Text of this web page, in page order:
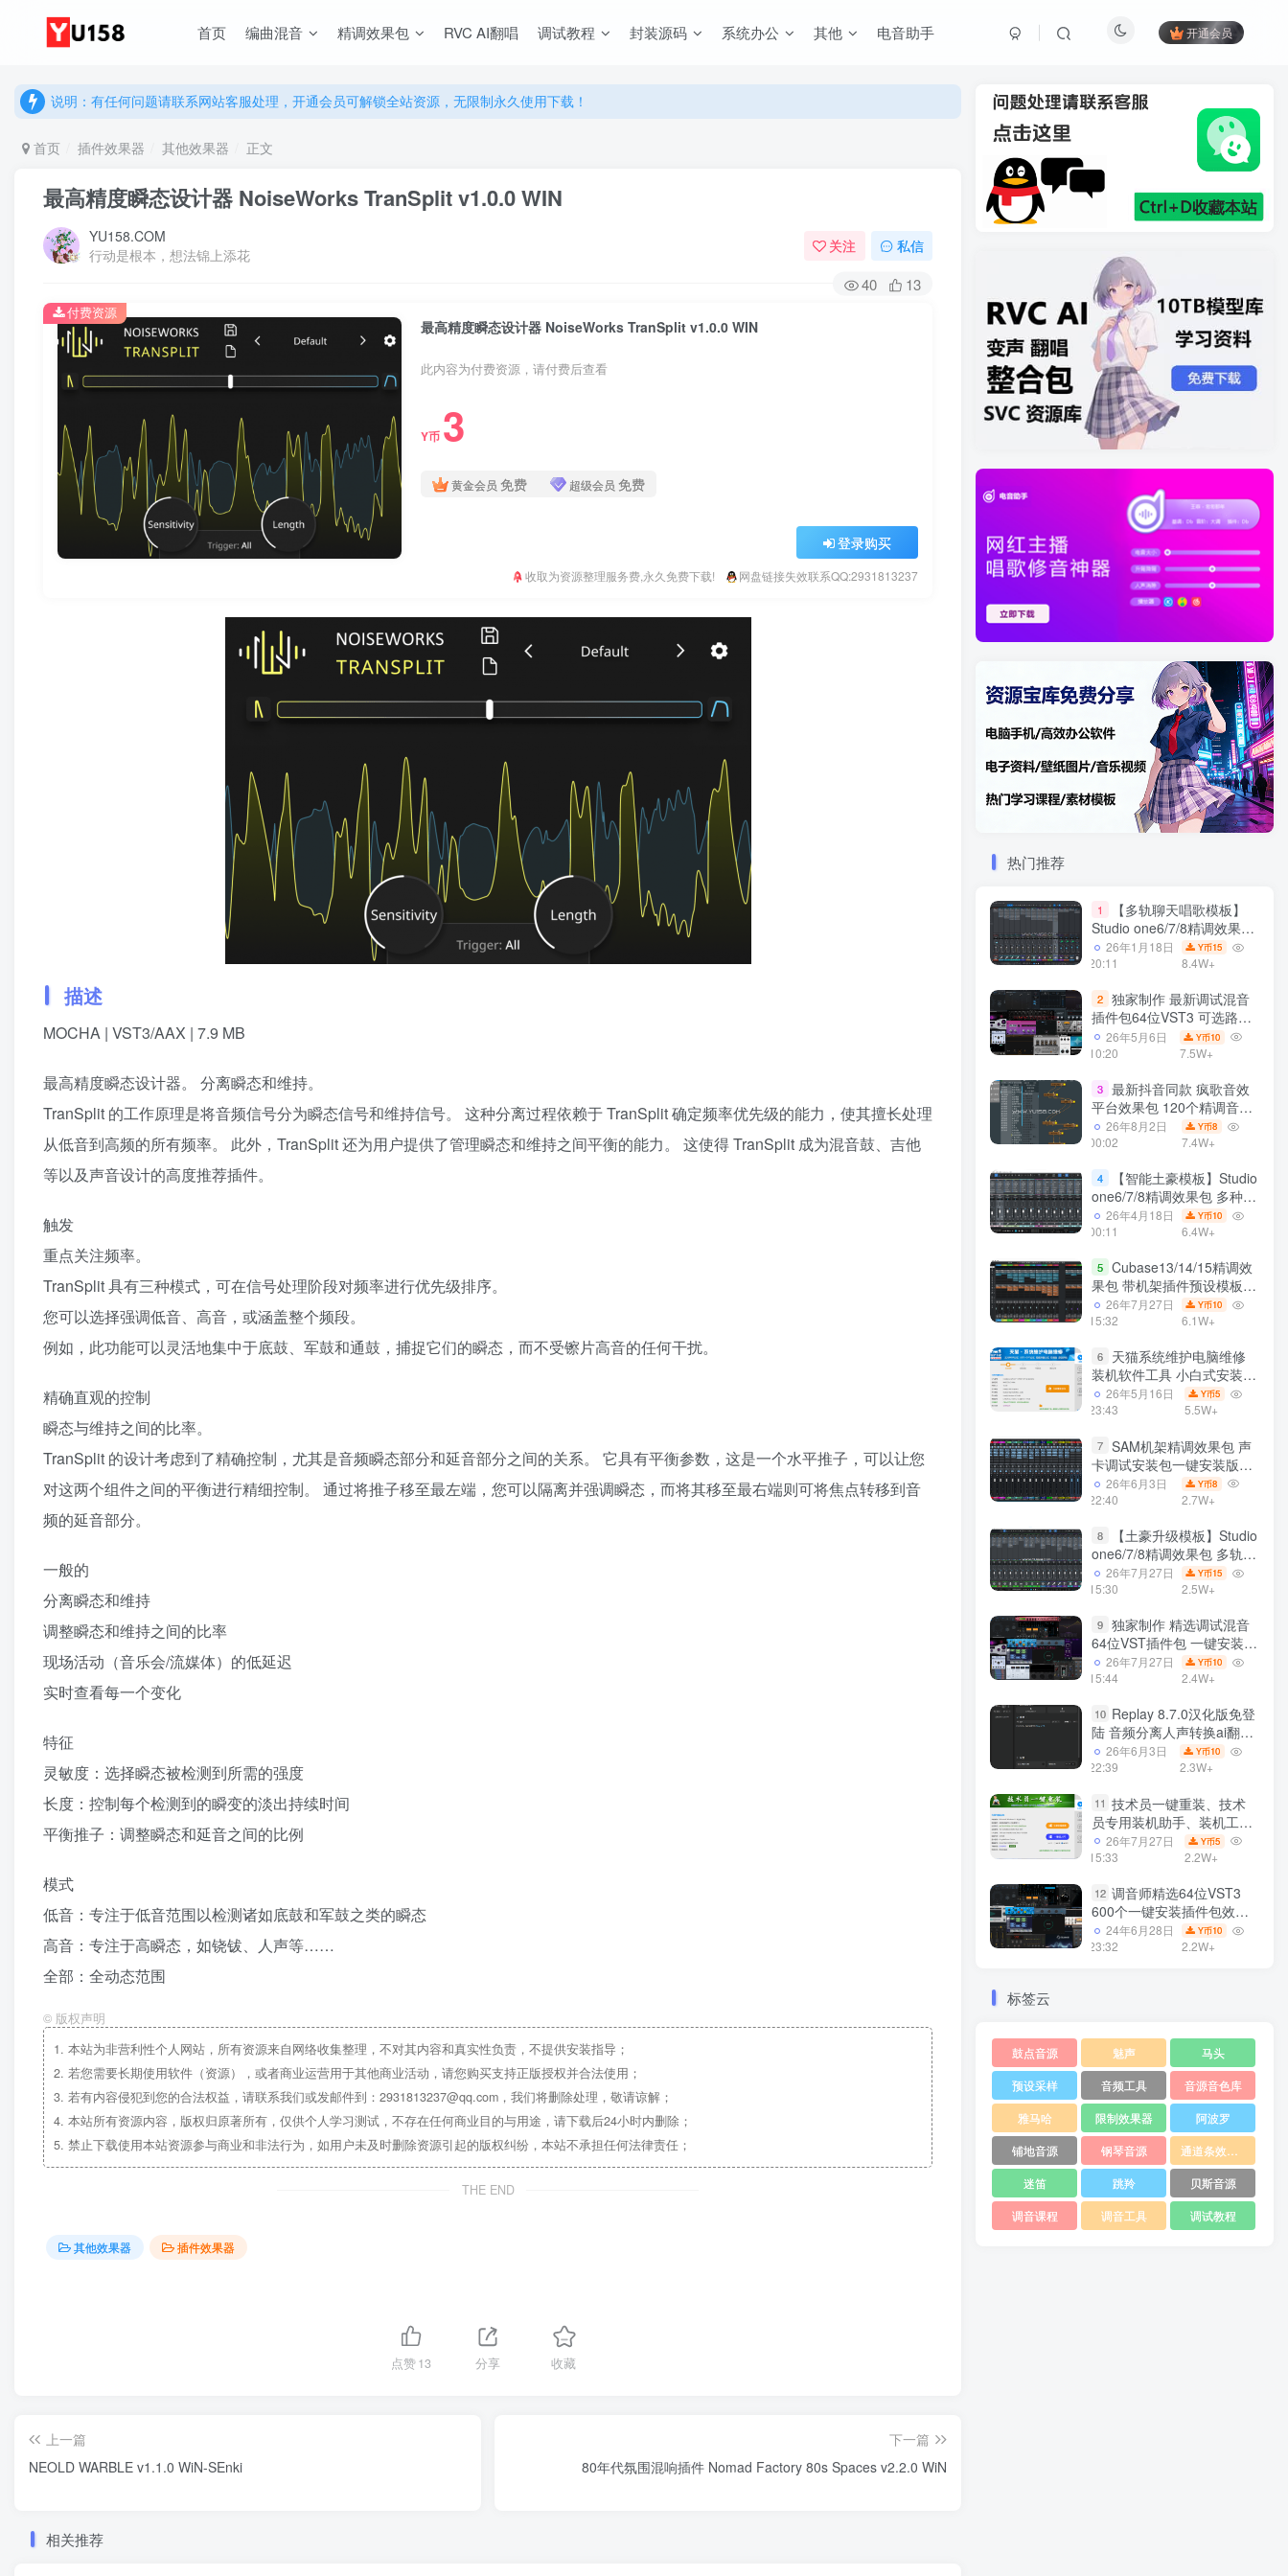
首页 编曲混音 精调效果包 RVC AI翻唱 调试教程 封装源码 系统办公 其他 电音助手 开通会员
说明：有任何问题请联系网站客服处理，开通会员可解锁全站资源，无限制永久使用下载！
说明：有任何问题请联系网站客服处理，开通会员可解锁全站资源，无限制永久使用下载！
首页 插件效果器 其他效果器 正文
最高精度瞬态设计器 NoiseWorks TranSplit v1.0.0 WIN
YU158.COM
行动是根本，想法锦上添花
关注 私信
40 13
最高精度瞬态设计器 NoiseWorks TranSplit v1.0.0 WIN
此内容为付费资源，请付费后查看
Y币 3
黄金会员 免费 超级会员 免费
登录购买
收取为资源整理服务费,永久免费下载! 网盘链接失效联系QQ:2931813237
付费资源
描述
MOCHA | VST3/AAX | 7.9 MB
最高精度瞬态设计器。 分离瞬态和维持。
TranSplit 的工作原理是将音频信号分为瞬态信号和维持信号。 这种分离过程依赖于 TranSplit 确定频率优先级的能力，使其擅长处理
从低音到高频的所有频率。 此外，TranSplit 还为用户提供了管理瞬态和维持之间平衡的能力。 这使得 TranSplit 成为混音鼓、吉他
等以及声音设计的高度推荐插件。
触发
重点关注频率。
TranSplit 具有三种模式，可在信号处理阶段对频率进行优先级排序。
您可以选择强调低音、高音，或涵盖整个频段。
例如，此功能可以灵活地集中于底鼓、军鼓和通鼓，捕捉它们的瞬态，而不受镲片高音的任何干扰。
精确直观的控制
瞬态与维持之间的比率。
TranSplit 的设计考虑到了精确控制，尤其是音频瞬态部分和延音部分之间的关系。 它具有平衡参数，这是一个水平推子，可以让您
对这两个组件之间的平衡进行精细控制。 通过将推子移至最左端，您可以隔离并强调瞬态，而将其移至最右端则可将焦点转移到音
频的延音部分。
一般的
分离瞬态和维持
调整瞬态和维持之间的比率
现场活动（音乐会/流媒体）的低延迟
实时查看每一个变化
特征
灵敏度：选择瞬态被检测到所需的强度
长度：控制每个检测到的瞬变的淡出持续时间
平衡推子：调整瞬态和延音之间的比例
模式
低音：专注于低音范围以检测诸如底鼓和军鼓之类的瞬态
高音：专注于高瞬态，如铙钹、人声等……
全部：全动态范围
© 版权声明
1. 本站为非营利性个人网站，所有资源来自网络收集整理，不对其内容和真实性负责，不提供安装指导；
2. 若您需要长期使用软件（资源），或者商业运营用于其他商业活动，请您购买支持正版授权并合法使用；
3. 若有内容侵犯到您的合法权益，请联系我们或发邮件到：2931813237@qq.com，我们将删除处理，敬请谅解；
4. 本站所有资源内容，版权归原著所有，仅供个人学习测试，不存在任何商业目的与用途，请下载后24小时内删除；
5. 禁止下载使用本站资源参与商业和非法行为，如用户未及时删除资源引起的版权纠纷，本站不承担任何法律责任；
THE END
其他效果器 插件效果器
点赞13 分享 收藏
上一篇
NEOLD WARBLE v1.1.0 WiN-SEnki
下一篇
80年代氛围混响插件 Nomad Factory 80s Spaces v2.2.0 WiN
相关推荐
热门推荐
1
【多轨聊天唱歌模板】
Studio one6/7/8精调效果包
多种效果模式 声卡调试好直
播预设模板
26年1月18日
20:11
Y币15
8.4W+
2 独家制作 最新调试混音
插件包64位VST3 可选路径
一键安装550个效果器合集
v3.0 WiN 支持定制
26年5月6日
10:20
Y币10
7.5W+
3 最新抖音同款 疯歌音效
平台效果包 120个精调音效
包+软件自带170个音效
+600个插件 带安装教程全
26年8月2日
00:02
Y币8
7.4W+
4
【智能土豪模板】Studio
one6/7/8精调效果包 多种效
果模式可选 声卡调试好预设
带插件全套文件
26年4月18日
00:11
Y币10
6.4W+
5 Cubase13/14/15精调效
果包 带机架插件预设模板
声卡调试好效果工程文件
26年7月27日
15:32
Y币10
6.1W+
6
天猫系统维护电脑维修
装机软件工具 小白式安装
完全一键安装系统 电脑系统
装机软件 一键重装系统
26年5月16日
23:43
Y币5
5.5W+
7 SAM机架精调效果包 声
卡调试安装包一键安装版模
板 带插件预设效果文件
26年6月3日
22:40
Y币8
2.7W+
8
【土豪升级模板】Studio
one6/7/8精调效果包 多轨道
效果模式可选 声卡调试好预
设模板 带插件全套文件
26年7月27日
15:30
Y币15
2.5W+
9 独家制作 精选调试混音
64位VST插件包 一键安装
600个效果器合集v2.0 WiN
支持定制
26年7月27日
15:44
Y币10
2.4W+
10 Replay 8.7.0汉化版免登
陆 音频分离人声转换ai翻唱
支持50系显卡 一键安装
WiN
26年6月3日
22:39
Y币10
2.3W+
11 技术员一键重装、技术
员专用装机助手、装机工
具、电脑系统装机软件丶一
键安装系统
26年7月27日
15:33
Y币5
2.2W+
12 调音师精选64位VST3
600个一键安装插件包效果
器集合10G WiN
24年6月28日
23:32
Y币10
2.2W+
标签云
鼓点音源 魅声
马头
预设采样
音频工具
音源音色库
雅马哈
限制效果器
阿波罗
铺地音源
钢琴音源
通道条效果器
迷笛
跳羚
贝斯音源
调音课程
调音工具 调试教程